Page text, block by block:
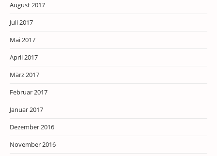
August 2017
Juli 2017
Mai 2017
April 2017
März 2017
Februar 2017
Januar 2017
Dezember 2016
November 2016